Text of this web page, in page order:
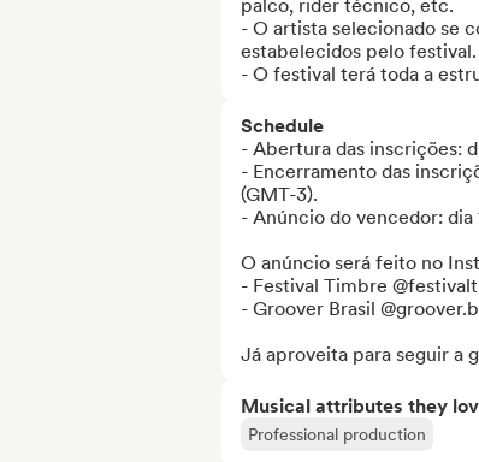
palco, rider técnico, etc.
- O artista selecionado se
estabelecidos pelo festival.
- O festival terá toda a
Schedule
- Abertura das inscrições:
- Encerramento das
(GMT-3).
- Anúncio do vencedor: dia
O anúncio será feito no
- Festival Timbre
- Groover Brasil
Já aproveita para seguir a
Musical attributes they
Professional production